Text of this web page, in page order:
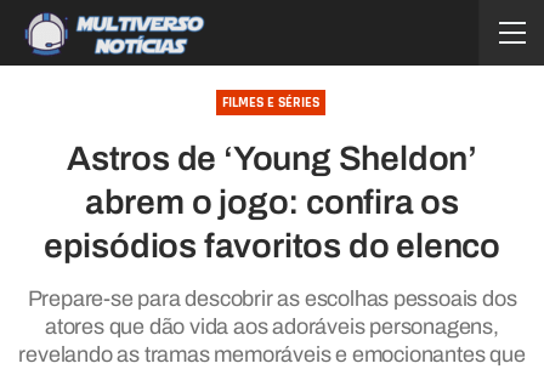
FILMES E SÉRIES
Astros de ‘Young Sheldon’
abrem o jogo: confira os
episódios favoritos do elenco
Prepare-se para descobrir as escolhas pessoais dos
atores que dão vida aos adoráveis personagens,
revelando as tramas memoráveis e emocionantes que